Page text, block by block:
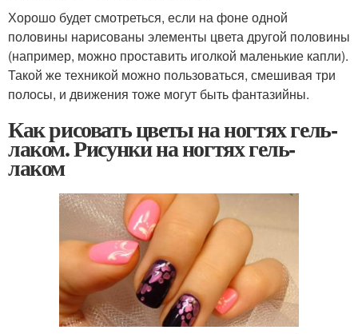
Хорошо будет смотреться, если на фоне одной
половины нарисованы элементы цвета другой половины
(например, можно проставить иголкой маленькие капли).
Такой же техникой можно пользоваться, смешивая три
полосы, и движения тоже могут быть фантазийны.
Как рисовать цветы на ногтях гель-
лаком. Рисунки на ногтях гель-
лаком